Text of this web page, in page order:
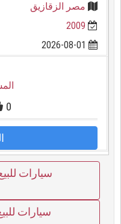
مصر الزقازيق
2009
0
سيارات
سيارات